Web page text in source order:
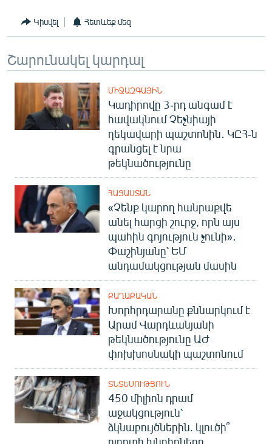
Կիսվել Հետևեք մեզ
Շարունակել կարդալ
ՄԻՋԱԶԳԱՅԻՆ
Կադիրովը 3-րդ անգամ է
հավակնում Չեչնիայի
ղեկավարի պաշտոնին․ ԿԸՀ-ն
գրանցել է նրա
թեկնածությունը
ՀԱՅԱՍՏԱՆ
«Չենք կարող հանրաքվե
անել հարցի շուրջ, որն այս
պահին գոյություն չունի»․
Փաշինյանը՝ ԵՄ
անդամակցության մասին
ՔԱՂԱՔԱԿԱՆ
Խորհրդարանը քննարկում է
Արամ Վարդևանյանի
թեկնածությունը ԱԺ
փոխխոսնակի պաշտոնում
ՏՆՏԵՍՈՒԹՅՈՒՆ
450 միլիոն դրամ
աջակցություն՝
ձկնաբույծներին. կլուծի՞
ոլորտի խնդիրները